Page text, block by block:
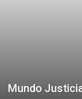
Mundo